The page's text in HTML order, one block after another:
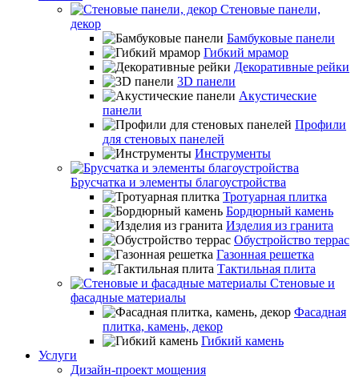
Стеновые панели,
декор
Бамбуковые панели
Гибкий мрамор
Декоративные рейки
3D панели
Акустические
панели
Профили
для стеновых панелей
Инструменты
Брусчатка и элементы благоустройства
Тротуарная плитка
Бордюрный камень
Изделия из гранита
Обустройство террас
Газонная решетка
Тактильная плита
Стеновые и
фасадные материалы
Фасадная
плитка, камень, декор
Гибкий камень
Услуги
Дизайн-проект мощения